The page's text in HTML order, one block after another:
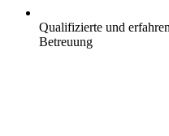
Qualifizierte und
Betreuung